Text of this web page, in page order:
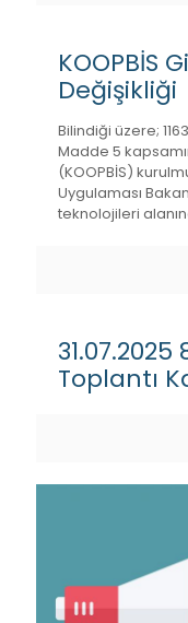
KOOPBİS
Değişikliği
Bilindiği üzere;
Madde 5
(KOOPBİS)
Uygulaması
teknolojileri
Toplantı